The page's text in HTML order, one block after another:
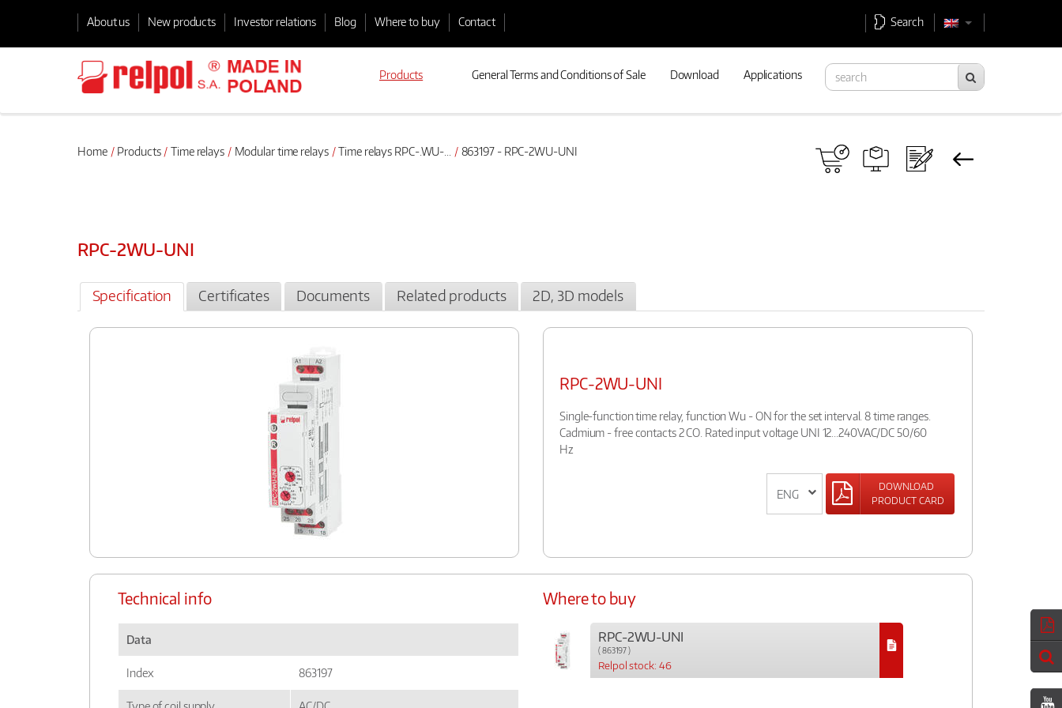
About us New products Investor relations Blog Where to buy Contact Search
Products General Terms and Conditions of Sale Download Applications
Home Products Time relays Modular time relays Time relays RPC-.WU-... 863197 - RPC-2WU-UNI
RPC-2WU-UNI
Specification Certificates Documents Related products 2D, 3D models
RPC-2WU-UNI
Single-function time relay, function Wu - ON for the set interval. 8 time ranges.
Cadmium - free contacts 2 CO. Rated input voltage UNI 12...240VAC/DC 50/60
Hz
DOWNLOAD
PRODUCT CARD
Technical info
Data
Index 863197
Where to buy
RPC-2WU-UNI
( 863197 )
Relpol stock: 46